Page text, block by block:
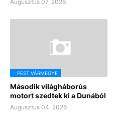
Augusztus 07, 2026
- PEST VÁRMEGYE
Második világháborús
motort szedtek ki a Dunából
Augusztus 04, 2026